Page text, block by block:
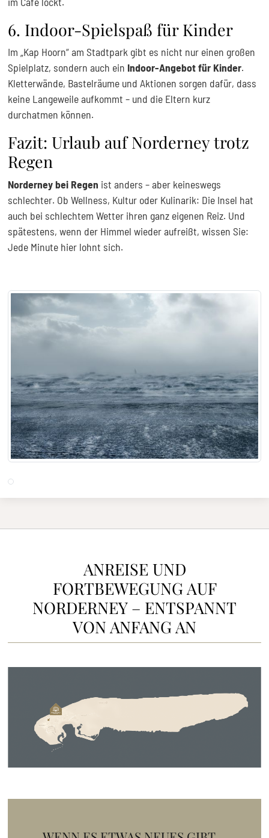
6. Indoor-Spielspaß für Kinder
Im „Kap Hoorn“ am Stadtpark gibt es nicht nur einen großen
Spielplatz, sondern auch ein Indoor-Angebot für Kinder.
Kletterwände, Bastelräume und Aktionen sorgen dafür, dass
keine Langeweile aufkommt – und die Eltern kurz
durchatmen können.
Fazit: Urlaub auf Norderney trotz
Regen
Norderney bei Regen ist anders – aber keineswegs
schlechter. Ob Wellness, Kultur oder Kulinarik: Die Insel hat
auch bei schlechtem Wetter ihren ganz eigenen Reiz. Und
spätestens, wenn der Himmel wieder aufreißt, wissen Sie:
Jede Minute hier lohnt sich.
ANREISE UND
FORTBEWEGUNG AUF
NORDERNEY – ENTSPANNT
VON ANFANG AN